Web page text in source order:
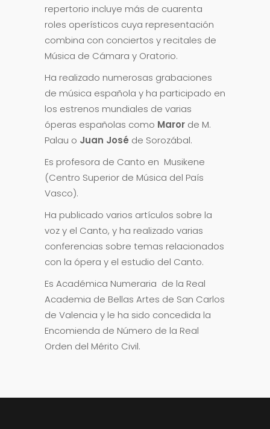
repertorio incluye más de cuarenta
roles operísticos cuya representación
combina con conciertos y recitales de
Música de Cámara y Oratorio.
Ha realizado numerosas grabaciones
de música española y ha participado en
los estrenos mundiales de varias
óperas españolas como Maror de M.
Palau o Juan José de Sorozábal.
Es profesora de Canto en Musikene
(Centro Superior de Música del País
Vasco).
Ha publicado varios artículos sobre la
voz y el Canto, y ha realizado varias
conferencias sobre temas relacionados
con la ópera y el estudio del Canto.
Es Académica Numeraria de la Real
Academia de Bellas Artes de San Carlos
de Valencia y le ha sido concedida la
Encomienda de Número de la Real
Orden del Mérito Civil.